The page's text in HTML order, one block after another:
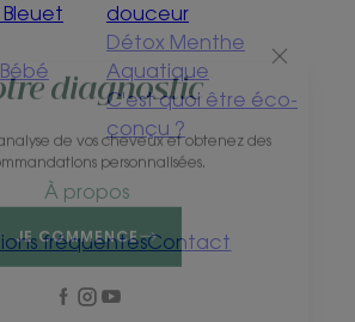
diagnostic
de vos cheveux et obtenez des
personnalisées.
JE COMMENCE
douceur
Détox Menthe
Aquatique
C'est quoi être éco-
conçu ?
À propos
fréquentesContact